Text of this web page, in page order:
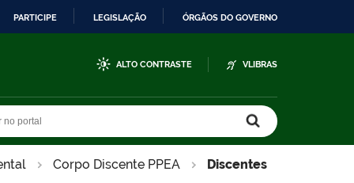
PARTICIPE LEGISLAÇÃO ÓRGÃOS DO GOVERNO
ALTO CONTRASTE VLIBRAS
Corpo Discente PPEA Discentes